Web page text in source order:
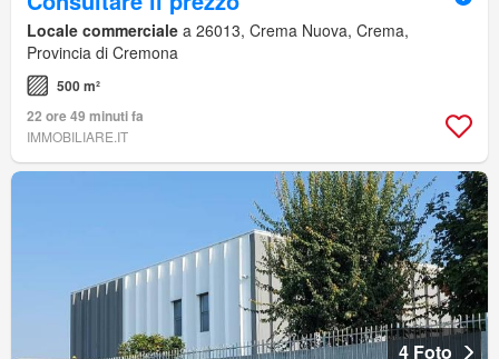
Locale commerciale a 26013, Crema Nuova, Crema,
Provincia di Cremona
500 m²
22 ore 49 minuti fa
IMMOBILIARE.IT
4 Foto